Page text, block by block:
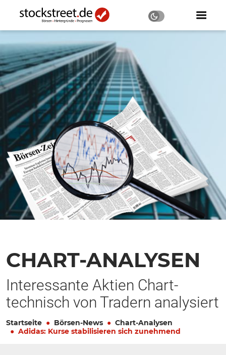
CHART-ANALYSEN
Interessante Aktien Chart-
technisch von Tradern analysiert
Startseite Börsen-News
Chart-Analysen
Adidas: Kurse stabilisieren sich zunehmend